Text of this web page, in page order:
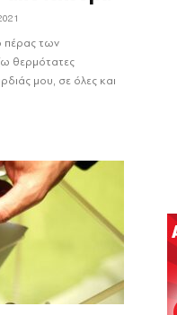
πέρας των
θερμότατες
μου, σε όλες και